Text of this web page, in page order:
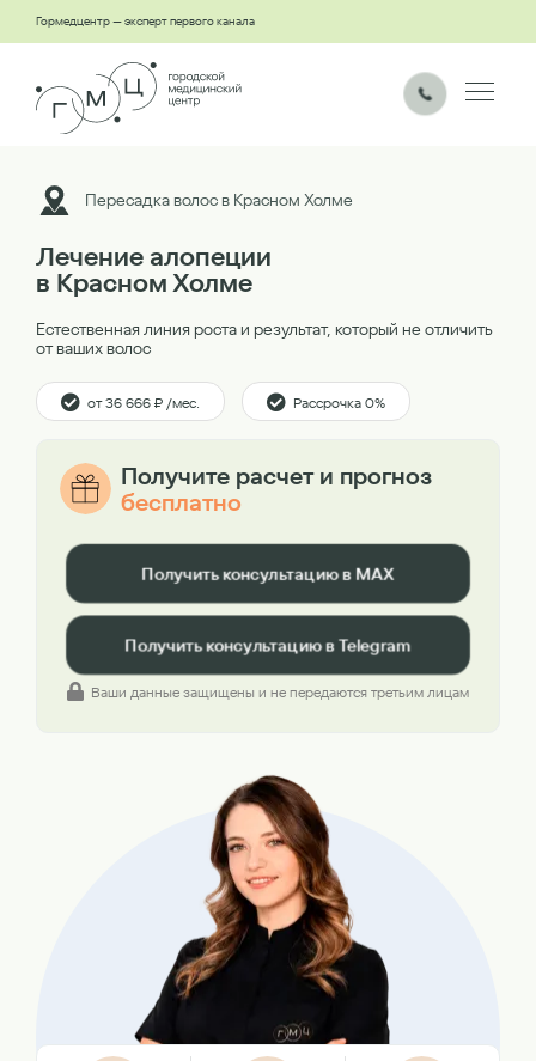
Гормедцентр — эксперт первого канала
Пересадка волос в Красном Холме
Лечение алопеции
в Красном Холме
Естественная линия роста и результат, который не отличить
от ваших волос
от 36 666 ₽ /мес. Рассрочка 0%
Получите расчет и прогноз
бесплатно
Получить консультацию в MAX
Получить консультацию в Telegram
Ваши данные защищены и не передаются третьим лицам